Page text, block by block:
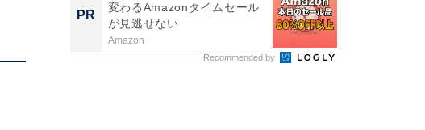
PR
変わるAmazonタイムセール
が見逃せない
Amazon
Recommended by